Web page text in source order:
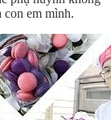
con em mình.